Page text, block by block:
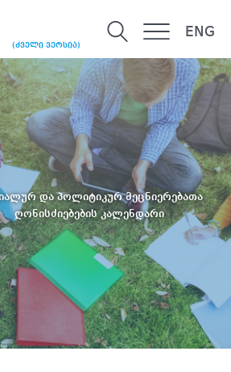
(ძველი ვერსია)
ENG
და პოლიტიკურ მეცნიერებათა
ღონისძიებების კალენდარი